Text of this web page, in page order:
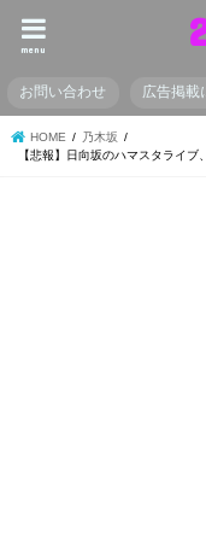
menu
お問い合わせ 広告掲載
HOME
乃木坂
【悲報】日向坂のハマスタライ